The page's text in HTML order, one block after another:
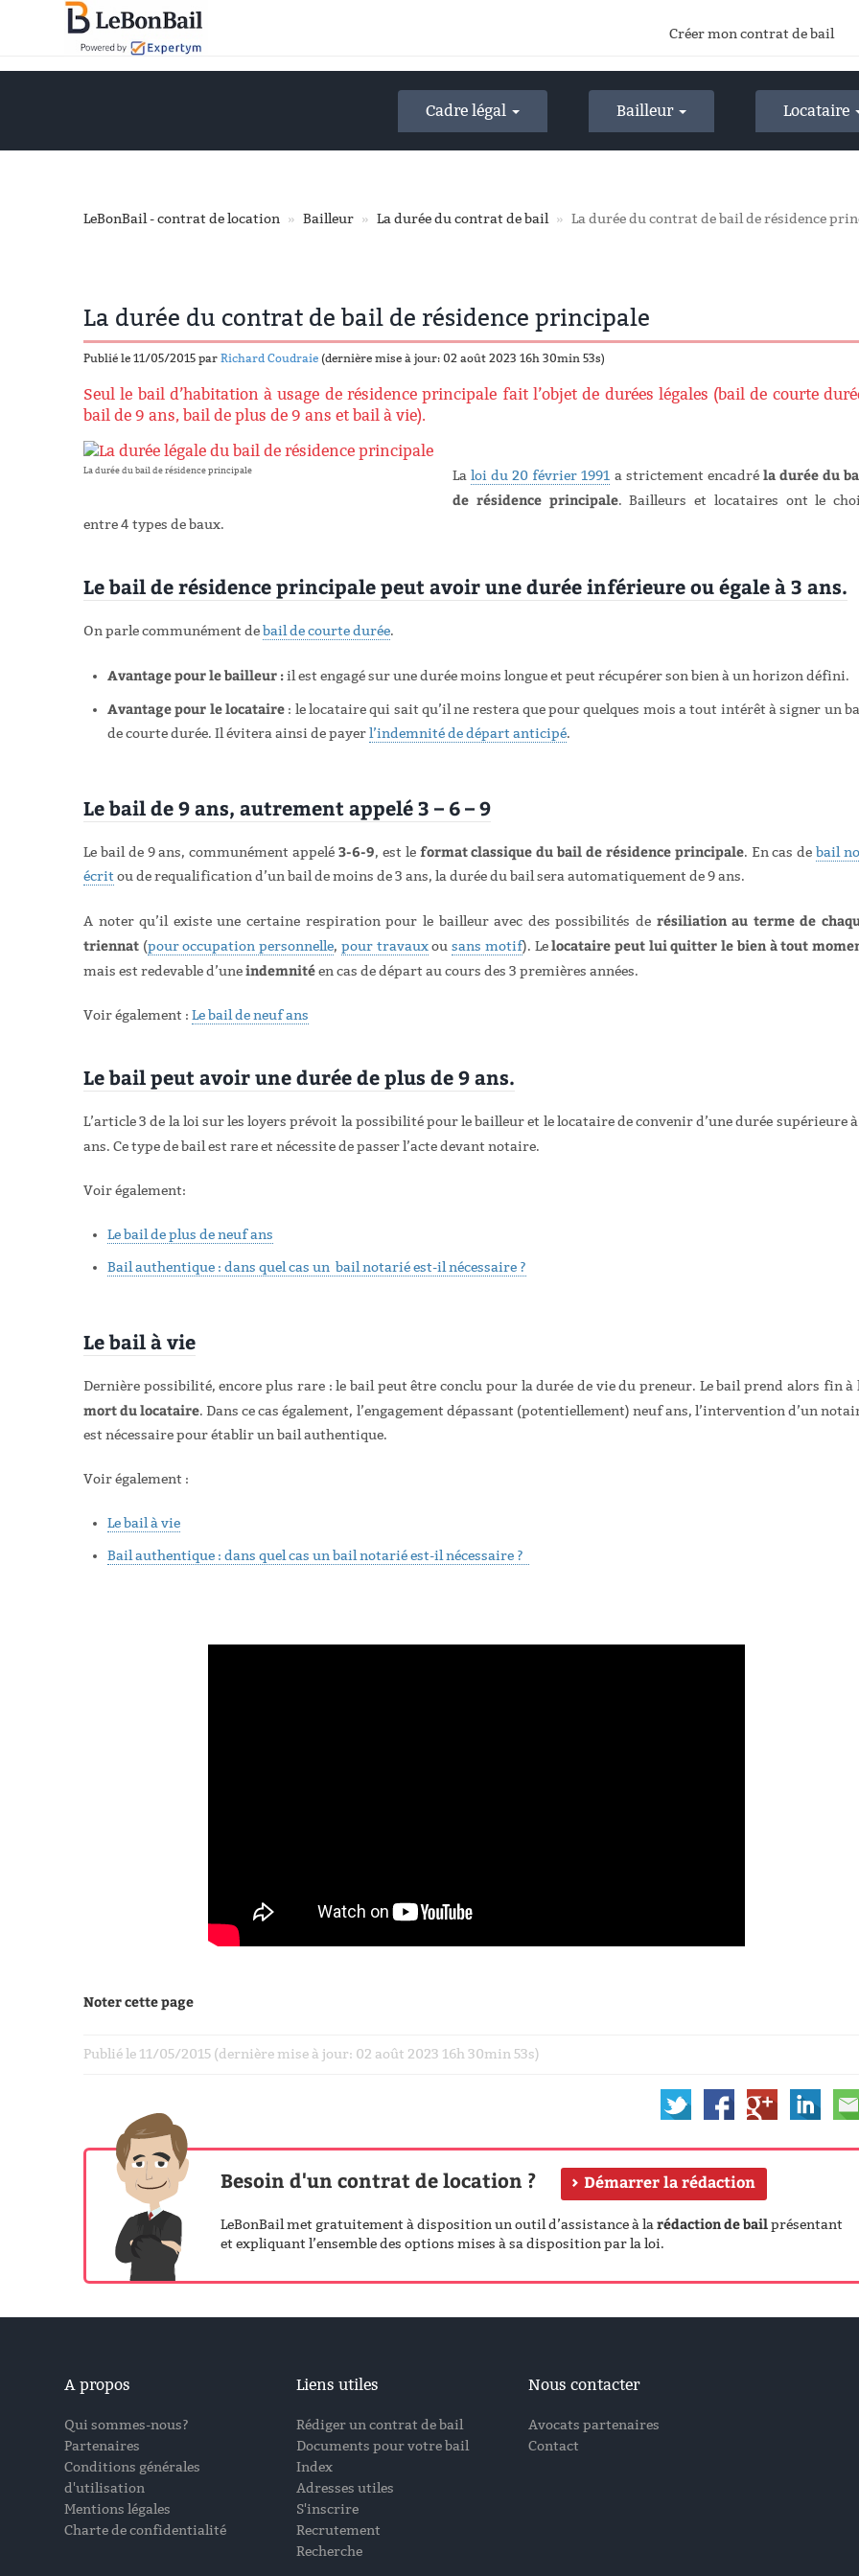
Créer mon contrat de bail
Cadre légal Bailleur Locataire
LeBonBail - contrat de location Bailleur La durée du contrat de bail La durée du contrat de bail de résidence
La durée du contrat de bail de résidence principale
Publié le 11/05/2015 par Richard Coudraie (dernière mise à jour: 02 août 2023 16h 30min 53s)
Seul le bail d’habitation à usage de résidence principale fait l’objet de durées légales (bail de courte
bail de 9 ans, bail de plus de 9 ans et bail à vie).
La durée du bail de résidence principale Laloi du 20 février 1991 a strictement encadré la durée du
de résidence principale. Bailleurs et locataires ont le
entre 4 types de baux.
Le bail de résidence principale peut avoir une durée inférieure ou égale à 3 ans.
On parle communément debail de courte durée.
Avantage pour le bailleur :il est engagé sur une durée moins longue et peut récupérer son bien à un horizon défini.
Avantage pour le locataire : le locataire qui sait qu’il ne restera que pour quelques mois a tout intérêt à signer un
de courte durée. Il évitera ainsi de payerl’indemnité de départ anticipé.
Le bail de 9 ans, autrement appelé 3 – 6 – 9
Le bail de 9 ans, communément appelé 3-6-9, est le format classique du bail de résidence principale. En cas debail
écrit ou de requalification d’un bail de moins de 3 ans, la durée du bail sera automatiquement de 9 ans.
A noter qu’il existe une certaine respiration pour le bailleur avec des possibilités de résiliation au terme de
triennat (pour occupation personnelle, pour travauxousans motif). Lelocataire peut lui quitter le bien à tout
mais est redevable d’uneindemnitéen cas de départ au cours des 3 premières années.
Voir également : Le bail de neuf ans
Le bail peut avoir une durée de plus de 9 ans.
L’article 3 de la loi sur les loyers prévoit la possibilité pour le bailleur et le locataire de convenir d’unedurée supérieure
ans. Ce type de bail est rare et nécessite de passer l’acte devant notaire.
Voir également:
Le bail de plus de neuf ans
Bail authentique : dans quel cas un bail notarié est-il nécessaire ?
Le bail à vie
Dernière possibilité, encore plus rare : le bail peut être conclu pour ladurée de vie du preneur. Le bail prend alors fin à
mort du locataire. Dans ce cas également, l’engagement dépassant (potentiellement) neuf ans, l’intervention d’un
est nécessaire pour établir un bail authentique.
Voir également :
Le bail à vie
Bail authentique : dans quel cas un bail notarié est-il nécessaire ?
Noter cette page
Publié le 11/05/2015 (dernière mise à jour: 02 août 2023 16h 30min 53s)
Besoin d'un contrat de location ? Démarrer la rédaction
LeBonBail met gratuitement à disposition un outil d’assistance à larédaction de bailprésentant
et expliquant l’ensemble des options mises à sa disposition par la loi.
A propos
Qui sommes-nous?
Partenaires
Conditions générales
d'utilisation
Mentions légales
Charte de confidentialité
Liens utiles
Rédiger un contrat de bail
Documents pour votre bail
Index
Adresses utiles
S'inscrire
Recrutement
Recherche
Nous contacter
Avocats partenaires
Contact